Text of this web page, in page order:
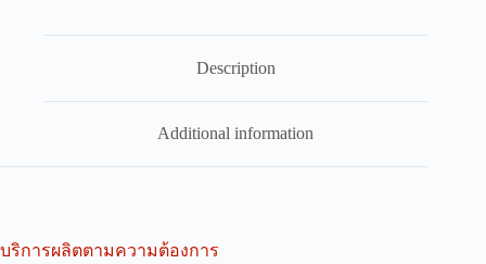
Description
Additional information
บริการผลิตตามความต้องการ